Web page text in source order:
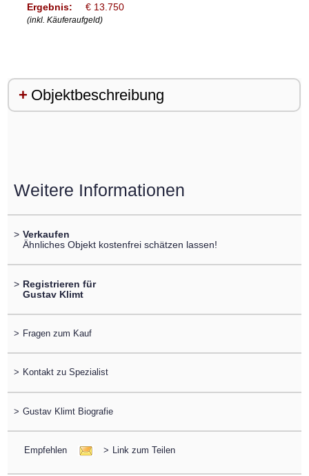
Ergebnis:
€ 13.750
(inkl. Käuferaufgeld)
Objektbeschreibung
Weitere Informationen
> Verkaufen
Ähnliches Objekt kostenfrei schätzen lassen!
> Registrieren für
Gustav Klimt
> Fragen zum Kauf
> Kontakt zu Spezialist
> Gustav Klimt Biografie
Empfehlen > Link zum Teilen